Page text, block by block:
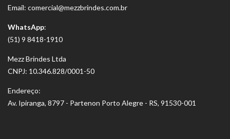
Email: comercial@mezzbrindes.com.br
WhatsApp:
(51) 9 8418-1910
Mezz Brindes Ltda
CNPJ: 10.346.828/0001-50
Endereço:
Av. Ipiranga, 8797 - Partenon Porto Alegre - RS, 91530-001